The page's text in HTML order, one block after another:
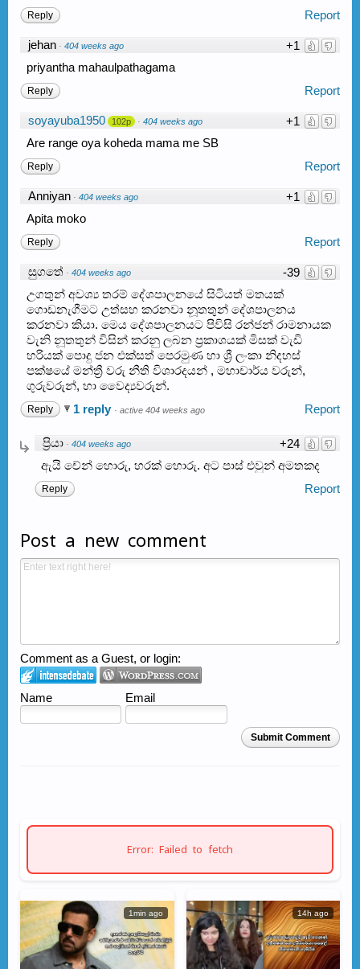
Report
Reply
+1
jehan · 404 weeks ago
priyantha mahaulpathagama
Report
Reply
+1
soyayuba1950 102p · 404 weeks ago
Are range oya koheda mama me SB
Report
Reply
+1
Anniyan · 404 weeks ago
Apita moko
Report
Reply
-39
සුගතේ · 404 weeks ago
උගතුන් අවශ්‍ය තරම් දේශපාලනයේ සිටියත් මතයක්
ගොඩනැගීමට උත්සහ කරනවා නූතතුන් දේශපාලනය
කරනවා කියා. මෙය දේශපාලනයට පිවිසි රන්ජන් රාමනායක
වැනි නූතතුන් විසින් කරනු ලබන ප්‍රකාශයක් මිසක් වැඩි
හරියක් පොදු ජන එක්සත් පෙරමුණ හා ශ්‍රී ලංකා නිදහස්
පක්ෂයේ මන්ත්‍රී වරු නීති විශාරදයන් , මහාචාර්ය වරුන්,
ගුරුවරුන්, හා වෛද්‍යවරුන්.
Report
Reply 1 reply · active 404 weeks ago
+24
ප්‍රියා · 404 weeks ago
ඇයි චේන් හොරු, හරක් හොරු. අට පාස් එවුන් අමතකද
Report
Reply
Post a new comment
Comment as a Guest, or login:
Name Email
Submit Comment
Error: Failed to fetch
1min ago 14h ago